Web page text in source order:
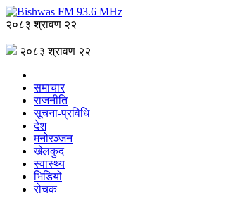
२०८३ श्रावण २२
२०८३ श्रावण २२
समाचार
राजनीति
सूचना-प्रविधि
देश
मनोरञ्जन
खेलकुद
स्वास्थ्य
भिडियो
रोचक